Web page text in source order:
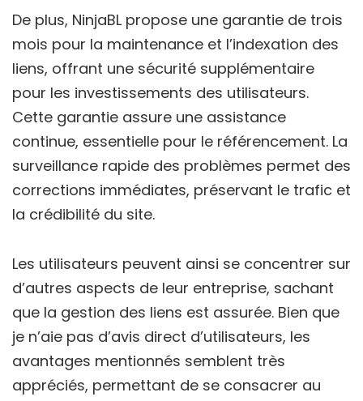
De plus, NinjaBL propose une garantie de trois
mois pour la maintenance et l’indexation des
liens, offrant une sécurité supplémentaire
pour les investissements des utilisateurs.
Cette garantie assure une assistance
continue, essentielle pour le référencement. La
surveillance rapide des problèmes permet des
corrections immédiates, préservant le trafic et
la crédibilité du site.
Les utilisateurs peuvent ainsi se concentrer sur
d’autres aspects de leur entreprise, sachant
que la gestion des liens est assurée. Bien que
je n’aie pas d’avis direct d’utilisateurs, les
avantages mentionnés semblent très
appréciés, permettant de se consacrer au